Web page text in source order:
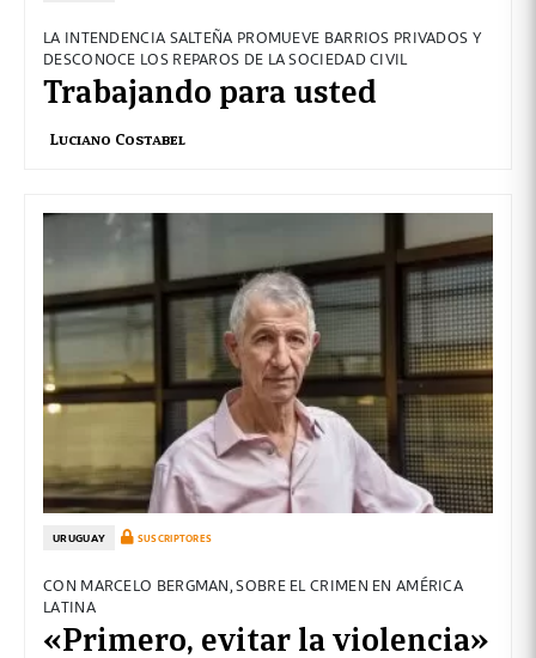
LA INTENDENCIA SALTEÑA PROMUEVE BARRIOS PRIVADOS Y
DESCONOCE LOS REPAROS DE LA SOCIEDAD CIVIL
Trabajando para usted
Luciano Costabel
URUGUAY SUSCRIPTORES
CON MARCELO BERGMAN, SOBRE EL CRIMEN EN AMÉRICA
LATINA
«Primero, evitar la violencia»